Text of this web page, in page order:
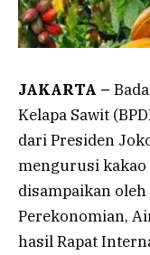
JAKARTA –
Kelapa Sawit
dari Presiden
mengurusi
disampaikan
Perekonomian,
hasil Rapat